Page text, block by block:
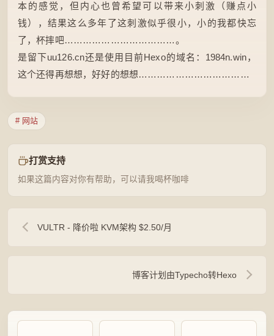
本的感觉，但内心也曾希望可以带来小刺激（赚点小
钱），结果这么多年了这刺激似乎很小，小的我都快忘
了，杯摔吧………………………………。
是留下uu126.cn还是使用目前Hexo的域名：1984n.win，
这个还得再想想，好好的想想………………………………
# 网站
打赏支持
如果这篇内容对你有帮助，可以请我喝杯咖啡
VULTR - 降价啦 KVM架构 $2.50/月
博客计划由Typecho转Hexo